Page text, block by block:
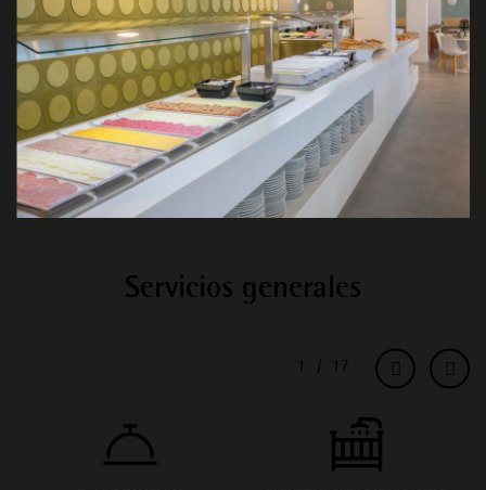
Servicios generales